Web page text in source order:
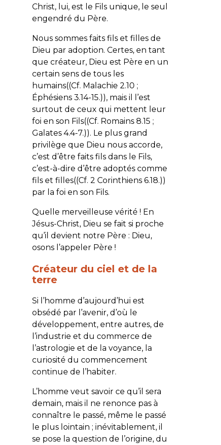
Christ, lui, est le Fils unique, le seul
engendré du Père.
Nous sommes faits fils et filles de
Dieu par adoption. Certes, en tant
que créateur, Dieu est Père en un
certain sens de tous les
humains((Cf. Malachie 2.10 ;
Éphésiens 3.14-15.)), mais il l’est
surtout de ceux qui mettent leur
foi en son Fils((Cf. Romains 8.15 ;
Galates 4.4-7.)). Le plus grand
privilège que Dieu nous accorde,
c’est d’être faits fils dans le Fils,
c’est-à-dire d’être adoptés comme
fils et filles((Cf. 2 Corinthiens 6.18.))
par la foi en son Fils.
Quelle merveilleuse vérité ! En
Jésus-Christ, Dieu se fait si proche
qu’il devient notre Père : Dieu,
osons l’appeler Père !
Créateur du ciel et de la
terre
Si l’homme d’aujourd’hui est
obsédé par l’avenir, d’où le
développement, entre autres, de
l’industrie et du commerce de
l’astrologie et de la voyance, la
curiosité du commencement
continue de l’habiter.
L’homme veut savoir ce qu’il sera
demain, mais il ne renonce pas à
connaître le passé, même le passé
le plus lointain ; inévitablement, il
se pose la question de l’origine, du